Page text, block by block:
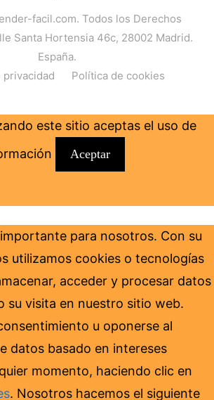
facil.com. Todos los Derechos
Santa Hortensia 46c, 28002 Madrid.
España.
privacidad
Política de cookies
este sitio aceptas el uso de
Aceptar
para nosotros. Con su
utilizamos cookies o tecnologías
acceder y procesar datos
su visita en nuestro sitio web.
u oponerse al
datos basado en intereses
momento, haciendo clic en
. Nosotros hacemos el siguiente